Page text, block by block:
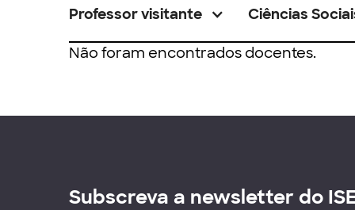
Professor visitante Ciências
Não foram encontrados docentes.
Subscreva a newsletter do